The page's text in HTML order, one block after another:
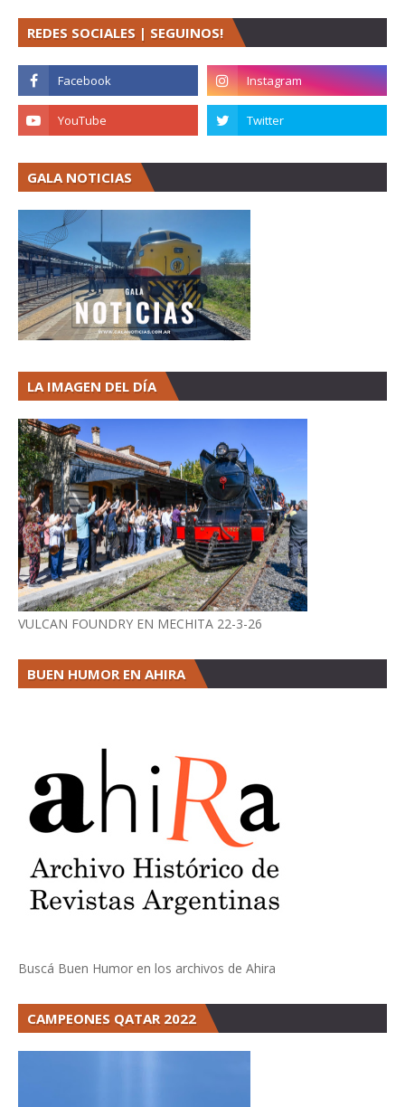
REDES SOCIALES | SEGUINOS!
GALA NOTICIAS
LA IMAGEN DEL DÍA
VULCAN FOUNDRY EN MECHITA 22-3-26
BUEN HUMOR EN AHIRA
Buscá Buen Humor en los archivos de Ahira
CAMPEONES QATAR 2022